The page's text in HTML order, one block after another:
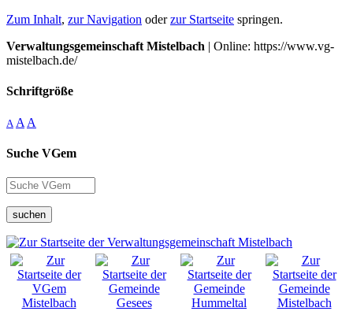
Zum Inhalt, zur Navigation oderzur Startseite springen.
Verwaltungsgemeinschaft Mistelbach | Online: https://www.vg-
mistelbach.de/
Schriftgröße
A A A
Suche VGem
suchen